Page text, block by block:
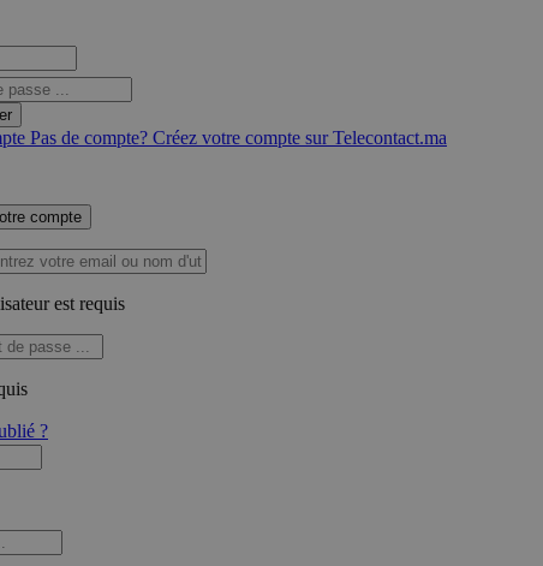
Pas de compte? Créez votre compte sur Telecontact.ma
compte
est requis
?